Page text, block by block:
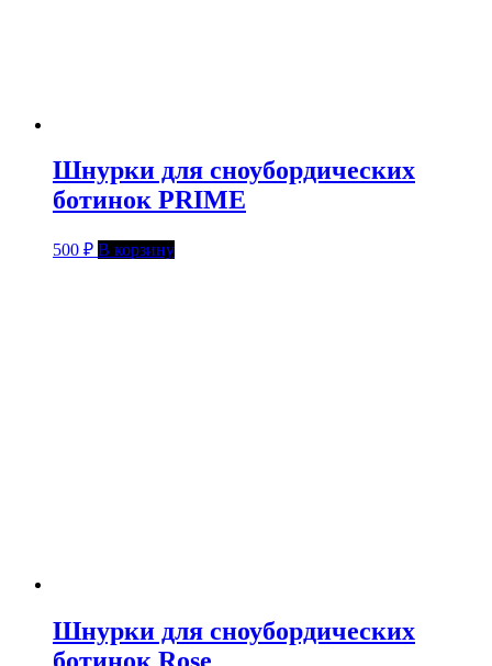
Шнурки для сноубордических
ботинок PRIME
500 ₽ В корзину
Шнурки для сноубордических